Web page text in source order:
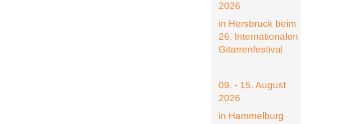
2026
in Hersbruck beim
26. Internationalen
Gitarrenfestival
09. - 15. August
2026
in Hammelburg